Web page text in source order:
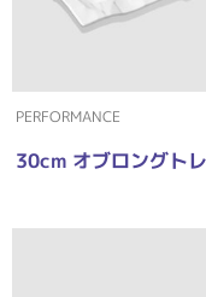
PERFORMANCE
30cm オブロングト